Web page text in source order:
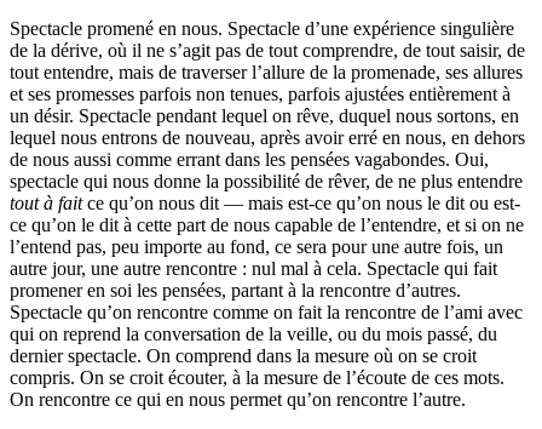
Spectacle promené en nous. Spectacle d’une expérience singulière
de la dérive, où il ne s’agit pas de tout comprendre, de tout saisir, de
tout entendre, mais de traverser l’allure de la promenade, ses allures
et ses promesses parfois non tenues, parfois ajustées entièrement à
un désir. Spectacle pendant lequel on rêve, duquel nous sortons, en
lequel nous entrons de nouveau, après avoir erré en nous, en dehors
de nous aussi comme errant dans les pensées vagabondes. Oui,
spectacle qui nous donne la possibilité de rêver, de ne plus entendre
tout à faitce qu’on nous dit — mais est-ce qu’on nous le dit ou est-
ce qu’on le dit à cette part de nous capable de l’entendre, et si on ne
l’entend pas, peu importe au fond, ce sera pour une autre fois, un
autre jour, une autre rencontre : nul mal à cela. Spectacle qui fait
promener en soi les pensées, partant à la rencontre d’autres.
Spectacle qu’on rencontre comme on fait la rencontre de l’ami avec
qui on reprend la conversation de la veille, ou du mois passé, du
dernier spectacle. On comprend dans la mesure où on se croit
compris. On se croit écouter, à la mesure de l’écoute de ces mots.
On rencontre ce qui en nous permet qu’on rencontre l’autre.